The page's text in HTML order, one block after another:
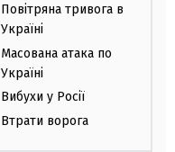
Повітряна тривога в
Україні
Масована атака по
Україні
Вибухи у Росії
Втрати ворога